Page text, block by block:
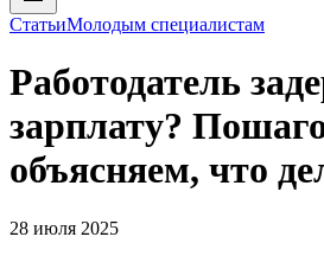
СтатьиМолодым специалистам
Работодатель
зарплату?
объясняем, что
28 июля 2025